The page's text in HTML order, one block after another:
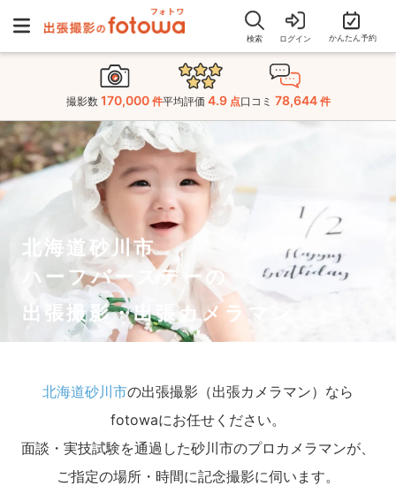
検索 ログイン かんたん予約
撮影数 170,000 件平均評価 4.9 点口コミ 78,644 件
北海道砂川市
ハーフバースデーの
出張撮影・出張カメラマン
北海道砂川市の出張撮影（出張カメラマン）なら
fotowaにお任せください。
面談・実技試験を通過した砂川市のプロカメラマンが、
ご指定の場所・時間に記念撮影に伺います。